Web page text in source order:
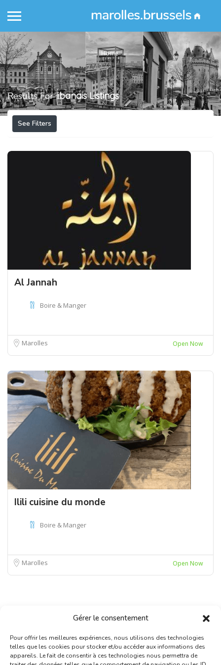
Gérer le consentement
Pour offrir les meilleures expériences, nous utilisons des technologies
telles que les cookies pour stocker et/ou accéder aux informations des
appareils. Le fait de consentir à ces technologies nous permettra de
Home
Results Forlibanais Listings
See Filters
Al Jannah
Boire & Manger
Marolles Open Now
Ilili cuisine du monde
Boire & Manger
Marolles Open Now